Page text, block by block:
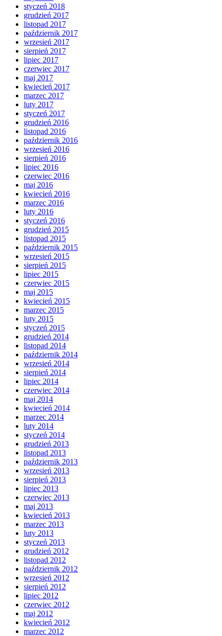
styczeń 2018
grudzień 2017
listopad 2017
październik 2017
wrzesień 2017
sierpień 2017
lipiec 2017
czerwiec 2017
maj 2017
kwiecień 2017
marzec 2017
luty 2017
styczeń 2017
grudzień 2016
listopad 2016
październik 2016
wrzesień 2016
sierpień 2016
lipiec 2016
czerwiec 2016
maj 2016
kwiecień 2016
marzec 2016
luty 2016
styczeń 2016
grudzień 2015
listopad 2015
październik 2015
wrzesień 2015
sierpień 2015
lipiec 2015
czerwiec 2015
maj 2015
kwiecień 2015
marzec 2015
luty 2015
styczeń 2015
grudzień 2014
listopad 2014
październik 2014
wrzesień 2014
sierpień 2014
lipiec 2014
czerwiec 2014
maj 2014
kwiecień 2014
marzec 2014
luty 2014
styczeń 2014
grudzień 2013
listopad 2013
październik 2013
wrzesień 2013
sierpień 2013
lipiec 2013
czerwiec 2013
maj 2013
kwiecień 2013
marzec 2013
luty 2013
styczeń 2013
grudzień 2012
listopad 2012
październik 2012
wrzesień 2012
sierpień 2012
lipiec 2012
czerwiec 2012
maj 2012
kwiecień 2012
marzec 2012